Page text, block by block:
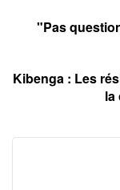
"Pas
Kibenga : Les
la